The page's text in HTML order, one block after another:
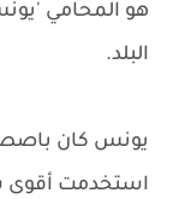
هو المحامي
البلد.
يونس كان
استخدمت أقوى